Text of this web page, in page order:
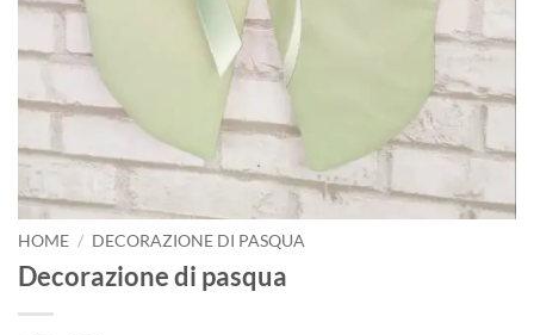
HOME / DECORAZIONE DI PASQUA
Decorazione di pasqua